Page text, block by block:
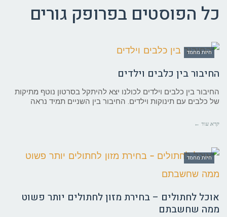
כל הפוסטים בפרופק גורים
חיות מחמד
החיבור בין כלבים וילדים
החיבור בין כלבים וילדים לכולנו יצא להיתקל בסרטון נוטף מתיקות
של כלבים עם תינוקות וילדים. החיבור בין השניים תמיד נראה
קרא עוד ←
חיות מחמד
אוכל לחתולים – בחירת מזון לחתולים יותר פשוט
ממה שחשבתם